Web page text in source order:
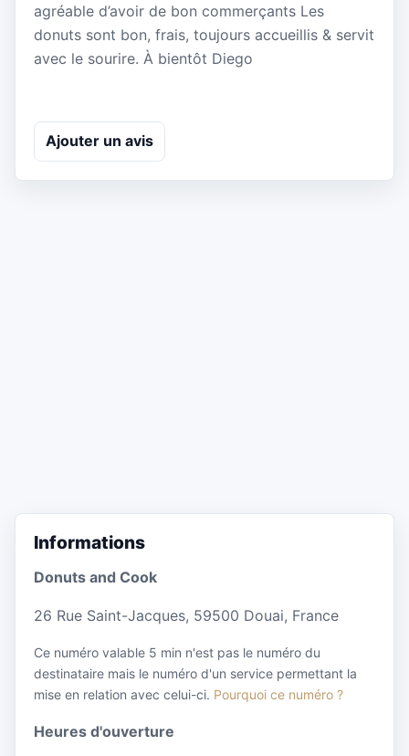
agréable d’avoir de bon commerçants Les
donuts sont bon, frais, toujours accueillis & servit
avec le sourire. À bientôt Diego
Ajouter un avis
Informations
Donuts and Cook
26 Rue Saint-Jacques, 59500 Douai, France
Ce numéro valable 5 min n'est pas le numéro du
destinataire mais le numéro d'un service permettant la
mise en relation avec celui-ci. Pourquoi ce numéro ?
Heures d'ouverture